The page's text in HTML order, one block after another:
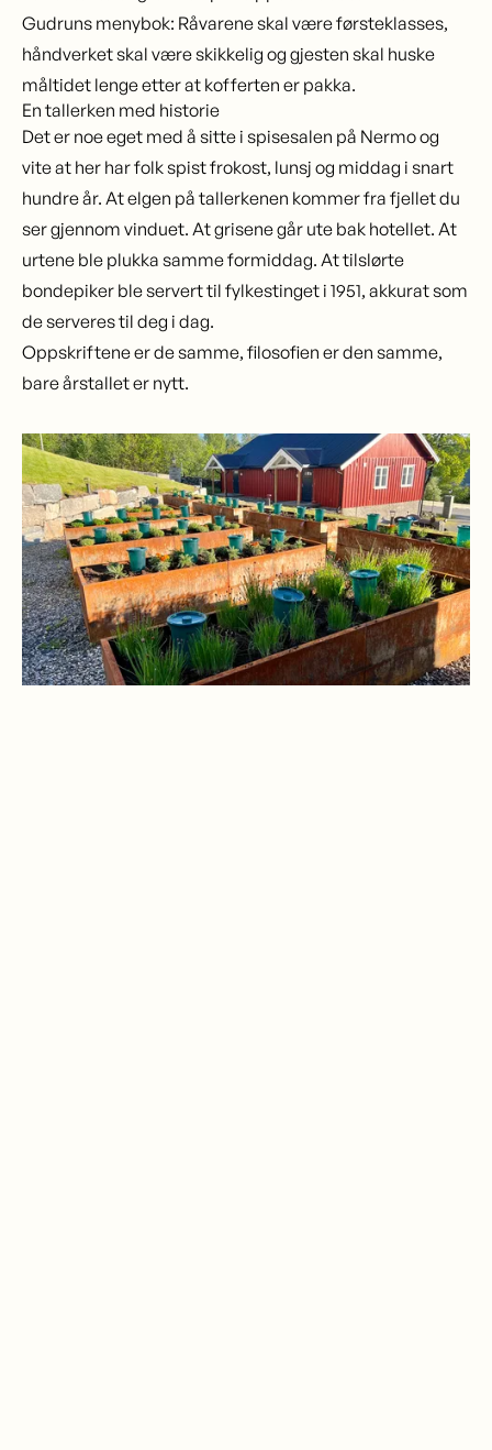
Gudruns menybok: Råvarene skal være førsteklasses,
håndverket skal være skikkelig og gjesten skal huske
måltidet lenge etter at kofferten er pakka.
En tallerken med historie
Det er noe eget med å sitte i spisesalen på Nermo og
vite at her har folk spist frokost, lunsj og middag i snart
hundre år. At elgen på tallerkenen kommer fra fjellet du
ser gjennom vinduet. At grisene går ute bak hotellet. At
urtene ble plukka samme formiddag. At tilslørte
bondepiker ble servert til fylkestinget i 1951, akkurat som
de serveres til deg i dag.
Oppskriftene er de samme, filosofien er den samme,
bare årstallet er nytt.